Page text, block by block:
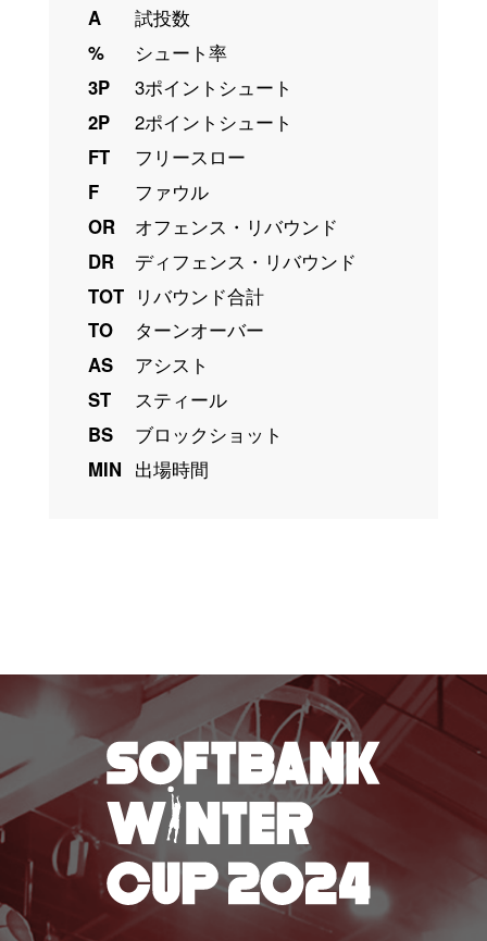
A
試投数
%
シュート率
3P
3ポイントシュート
2P
2ポイントシュート
FT
フリースロー
F
ファウル
OR
オフェンス・リバウンド
DR
ディフェンス・リバウンド
TOT リバウンド合計
TO
ターンオーバー
AS
アシスト
ST
スティール
BS
ブロックショット
MIN 出場時間